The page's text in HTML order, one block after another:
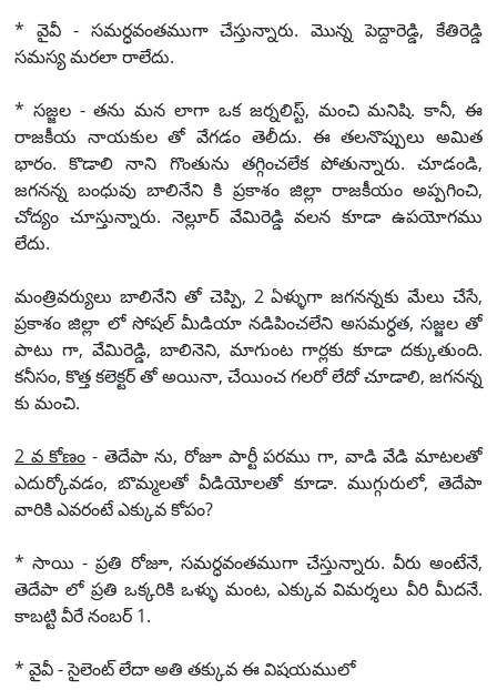
* వైవీ - సమర్ధవంతముగా చేస్తున్నారు. మొన్న పెద్దారెడ్డి, కేతిరెడ్డి
సమస్య మరలా రాలేదు.
* సజ్జల - తను మన లాగా ఒక జర్నలిస్ట్, మంచి మనిషి. కానీ, ఈ
రాజకీయ నాయకుల తో వేగడం తెలీదు. ఈ తలనొప్పులు అమిత
భారం. కొడాలి నాని గొంతును తగ్గించలేక పోతున్నారు. చూడండి,
జగనన్న బంధువు బాలినేని కి ప్రకాశం జిల్లా రాజకీయం అప్పగించి,
చోద్యం చూస్తున్నారు. నెల్లూర్ వేమిరెడ్డి వలన కూడా ఉపయోగము
లేదు.
మంత్రివర్యులు బాలినేని తో చెప్పి, 2 ఏళ్ళుగా జగనన్నకు మేలు చేసే,
ప్రకాశం జిల్లా లో సోషల్ మీడియా నడిపించలేని అసమర్ధత, సజ్జల తో
పాటు గా, వేమిరెడ్డి, బాలినెని, మాగుంట గార్లకు కూడా దక్కుతుంది.
కనీసం, కొత్త కలెక్టర్ తో అయినా, చేయించ గలరో లేదో చూడాలి, జగనన్న
కు మంచి.
2 వ కోణం - తెదేపా ను, రోజూ పార్టీ పరము గా, వాడి వేడి మాటలతో
ఎదుర్కోవడం, బొమ్మలతో వీడియోలతో కూడా. ముగ్గురులో, తెదేపా
వారికి ఎవరంటే ఎక్కువ కోపం?
* సాయి - ప్రతి రోజూ, సమర్ధవంతముగా చేస్తున్నారు. వీరు అంటేనే,
తెదేపా లో ప్రతి ఒక్కరికి ఒళ్ళు మంట, ఎక్కువ విమర్శలు వీరి మీదనే.
కాబట్టి వీరే నంబర్ 1.
* వైవీ - సైలెంట్ లేదా అతి తక్కువ ఈ విషయములో